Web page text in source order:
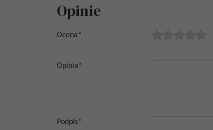
Opinie
Ocena*
Opinia*
Podpis*